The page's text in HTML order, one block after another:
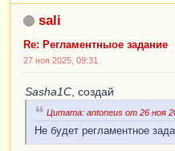
ватель, Текст);
//(Модуль менедж
Процедура
sali
Re: Регламентныое задание
27 ноя 2025, 09:31
Sasha1C , создай
Цитата: antoneus от 26 ноя
Не будет регламентное